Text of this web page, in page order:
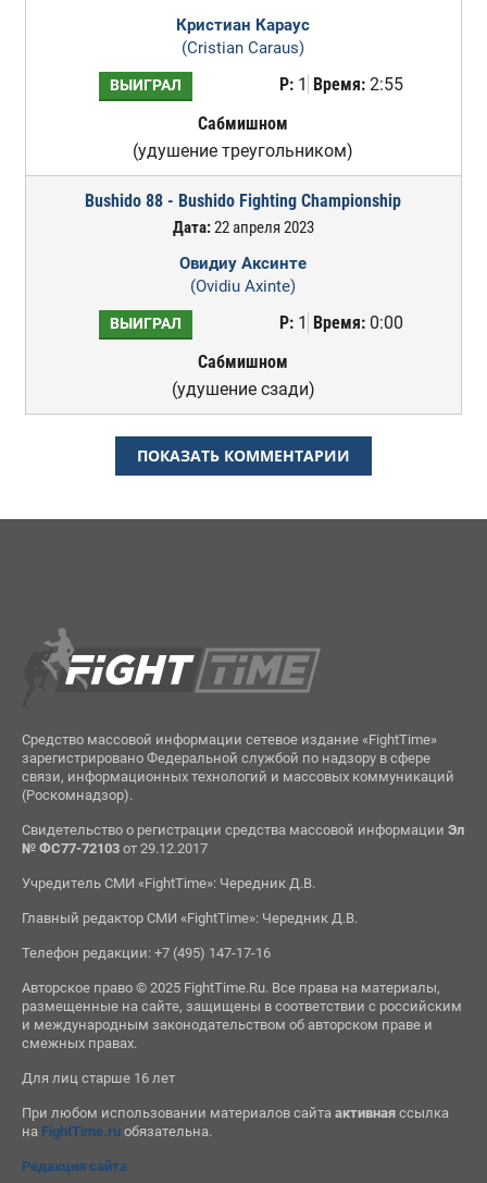
Кристиан Караус
(Cristian Caraus)
ВЫИГРАЛ Р:1 Время:2:55
Сабмишном
(удушение треугольником)
Bushido 88 - Bushido Fighting Championship
Дата:22 апреля 2023
Овидиу Аксинте
(Ovidiu Axinte)
ВЫИГРАЛ Р:1 Время:0:00
Сабмишном
(удушение сзади)
ПОКАЗАТЬ КОММЕНТАРИИ
Средство массовой информации сетевое издание «FightTime»
зарегистрировано Федеральной службой по надзору в сфере
связи, информационных технологий и массовых коммуникаций
(Роскомнадзор).
Свидетельство о регистрации средства массовой информации Эл
№ ФС77-72103от 29.12.2017
Учредитель СМИ «FightTime»: Чередник Д.В.
Главный редактор СМИ «FightTime»: Чередник Д.В.
Телефон редакции: +7 (495) 147-17-16
Авторское право © 2025 FightTime.Ru. Все права на материалы,
размещенные на сайте, защищены в соответствии с российским
и международным законодательством об авторском праве и
смежных правах.
Для лиц старше 16 лет
При любом использовании материалов сайта активнаяссылка
на FightTime.ruобязательна.
Редакция сайта